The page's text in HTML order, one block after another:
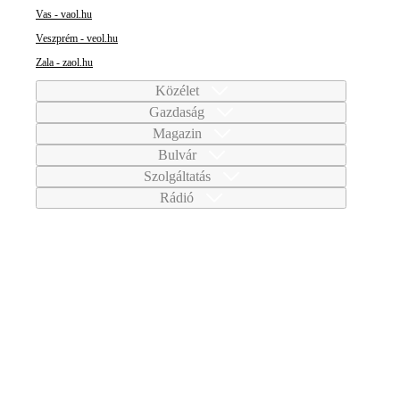
Vas - vaol.hu
Veszprém - veol.hu
Zala - zaol.hu
Közélet
Gazdaság
Magazin
Bulvár
Szolgáltatás
Rádió